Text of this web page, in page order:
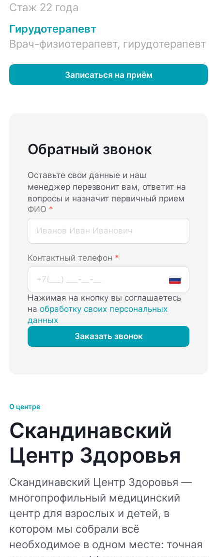
Стаж 22 года
Гирудотерапевт
Врач-физиотерапевт, гирудотерапевт
Записаться на приём
Обратный звонок
Оставьте свои данные и наш
менеджер перезвонит вам, ответит на
вопросы и назначит первичный прием
ФИО *
Контактный телефон *
Нажимая на кнопку вы соглашаетесь
наобработку своих персональных
данных
Заказать звонок
О центре
Скандинавский
Центр Здоровья
Скандинавский Центр Здоровья —
многопрофильный медицинский
центр для взрослых и детей, в
котором мы собрали всё
необходимое в одном месте: точная